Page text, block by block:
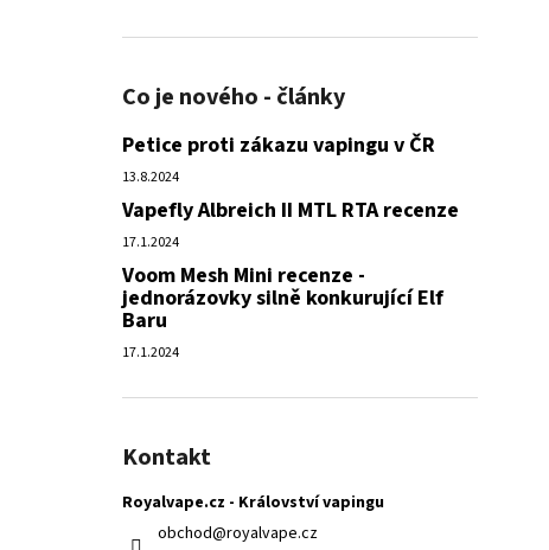
Co je nového - články
Petice proti zákazu vapingu v ČR
13.8.2024
Vapefly Albreich II MTL RTA recenze
17.1.2024
Voom Mesh Mini recenze -
jednorázovky silně konkurující Elf
Baru
17.1.2024
Kontakt
Royalvape.cz - Království vapingu
obchod@royalvape.cz